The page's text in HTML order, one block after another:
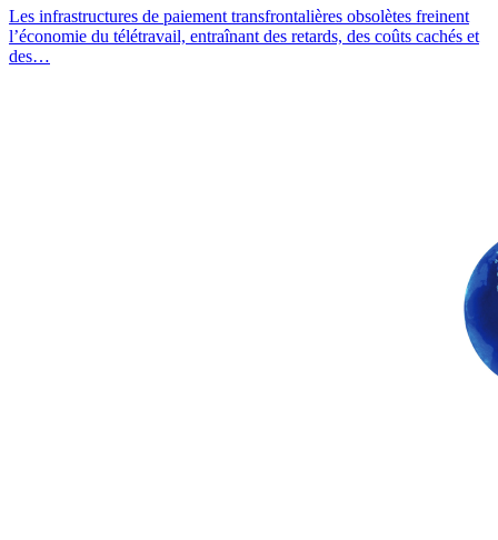
Les infrastructures de paiement transfrontalières obsolètes freinent
l’économie du télétravail, entraînant des retards, des coûts cachés et
des…